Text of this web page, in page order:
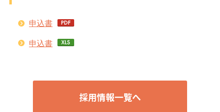
申込書
申込書
採用情報一覧へ